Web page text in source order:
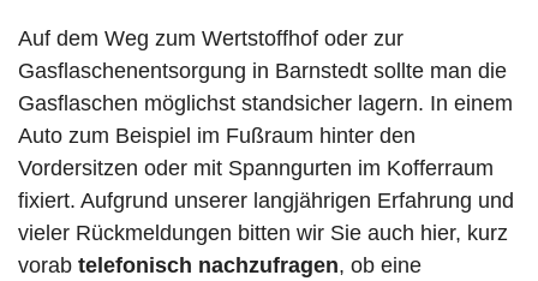
Auf dem Weg zum Wertstoffhof oder zur
Gasflaschenentsorgung in Barnstedt sollte man die
Gasflaschen möglichst standsicher lagern. In einem
Auto zum Beispiel im Fußraum hinter den
Vordersitzen oder mit Spanngurten im Kofferraum
fixiert. Aufgrund unserer langjährigen Erfahrung und
vieler Rückmeldungen bitten wir Sie auch hier, kurz
vorab telefonisch nachzufragen, ob eine